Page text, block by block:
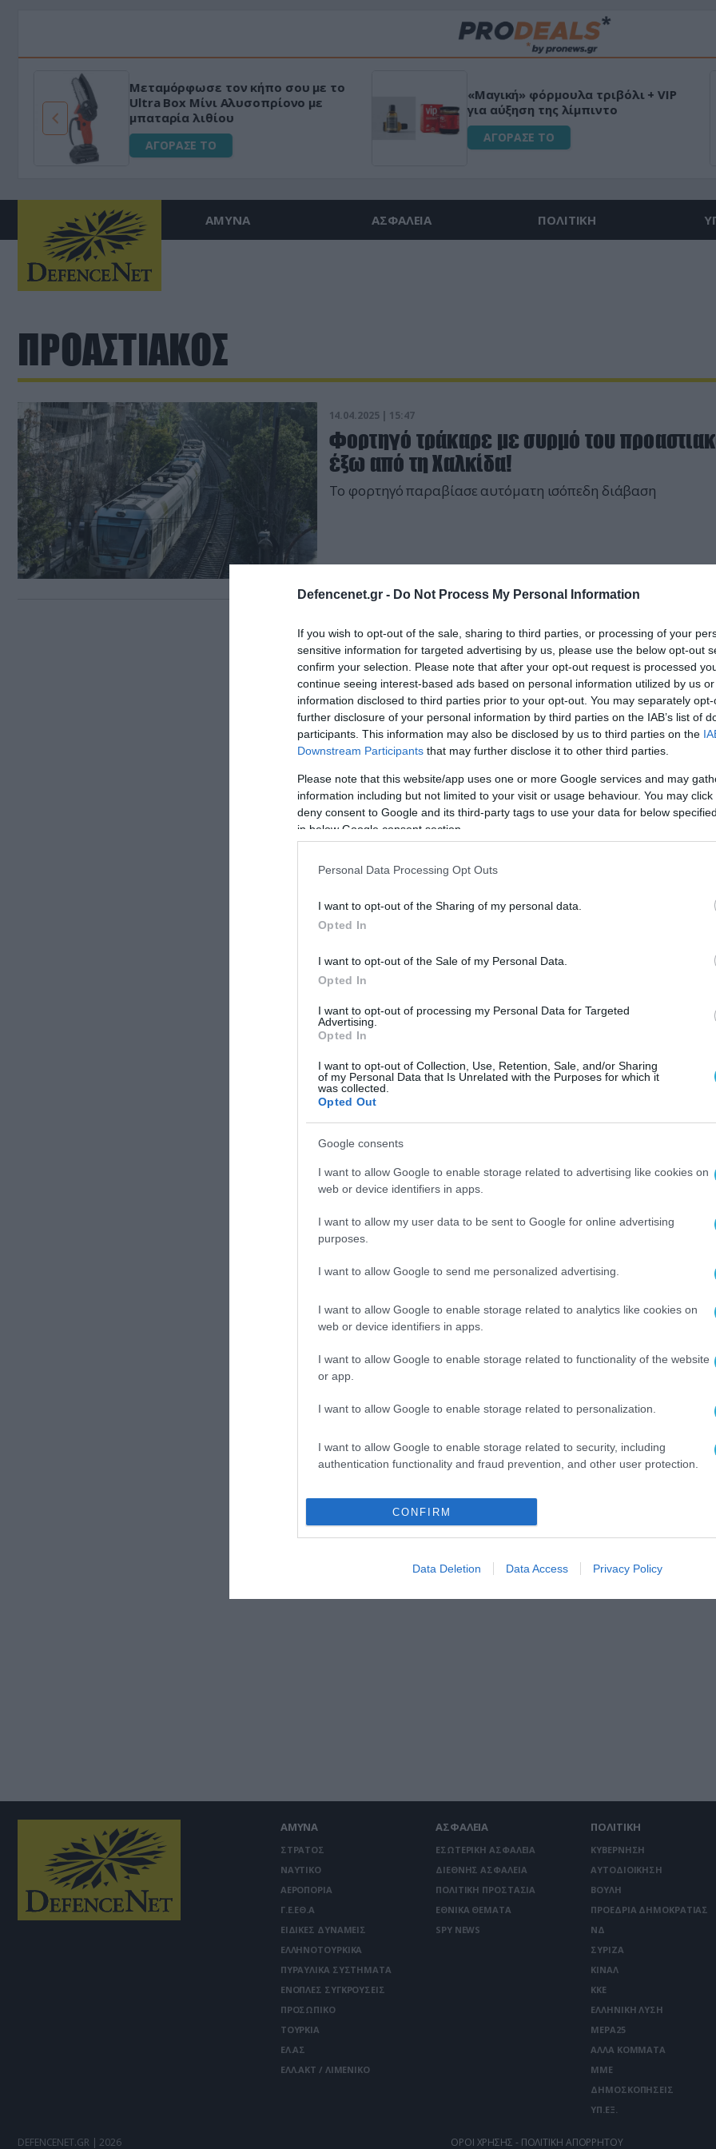
Defencenet.gr - Do Not Process My Personal Information
If you wish to opt-out of the sale, sharing to third parties, or processing of your
sensitive information for targeted advertising by us, please use the below opt-out
confirm your selection. Please note that after your opt-out request is processed
continue seeing interest-based ads based on personal information utilized by us
information disclosed to third parties prior to your opt-out. You may separately
further disclosure of your personal information by third parties on the IAB’s list of
participants. This information may also be disclosed by us to third parties on the
Downstream Participants that may further disclose it to other third parties.
Please note that this website/app uses one or more Google services and may
information including but not limited to your visit or usage behaviour. You may
deny consent to Google and its third-party tags to use your data for below
in below Google consent section.
Personal Data Processing Opt Outs
I want to opt-out of the Sharing of my personal data.
Opted In
I want to opt-out of the Sale of my Personal Data.
Opted In
I want to opt-out of processing my Personal Data for Targeted
Advertising.
Opted In
I want to opt-out of Collection, Use, Retention, Sale, and/or Sharing
of my Personal Data that Is Unrelated with the Purposes for which it
was collected.
Opted Out
Google consents
I want to allow Google to enable storage related to advertising like cookies on
web or device identifiers in apps.
I want to allow my user data to be sent to Google for online advertising
purposes.
I want to allow Google to send me personalized advertising.
I want to allow Google to enable storage related to analytics like cookies on
web or device identifiers in apps.
I want to allow Google to enable storage related to functionality of the website
or app.
I want to allow Google to enable storage related to personalization.
I want to allow Google to enable storage related to security, including
authentication functionality and fraud prevention, and other user protection.
CONFIRM
Data Deletion Data Access Privacy Policy
Μεταμόρφωσε τον κήπο σου με το
Ultra Box Μίνι Αλυσοπρίονο με
μπαταρία λιθίου
ΑΓΟΡΑΣΕ ΤΟ
«Μαγική» φόρμουλα τριβόλι + VIP
για αύξηση της λίμπιντο
ΑΓΟΡΑΣΕ ΤΟ
ΑΜΥΝΑ ΑΣΦΑΛΕΙΑ ΠΟΛΙΤΙΚΗ
ΠΡΟΑΣΤΙΑΚΟΣ
14.04.2025 | 15:47
Φορτηγό τράκαρε με συρμό του
έξω από τη Χαλκίδα!
Το φορτηγό παραβίασε αυτόματη ισόπεδη διάβαση
ΑΜΥΝΑ
ΣΤΡΑΤΟΣ
ΝΑΥΤΙΚΟ
ΑΕΡΟΠΟΡΙΑ
Γ.Ε.ΕΘ.Α
ΕΙΔΙΚΕΣ ΔΥΝΑΜΕΙΣ
ΕΛΛΗΝΟΤΟΥΡΚΙΚΑ
ΠΥΡΑΥΛΙΚΑ ΣΥΣΤΗΜΑΤΑ
ΕΝΟΠΛΕΣ ΣΥΓΚΡΟΥΣΕΙΣ
ΠΡΟΣΩΠΙΚΟ
ΤΟΥΡΚΙΑ
ΕΛ.ΑΣ
ΕΛΛ.ΑΚΤ / ΛΙΜΕΝΙΚΟ
ΑΣΦΑΛΕΙΑ
ΕΣΩΤΕΡΙΚΗ ΑΣΦΑΛΕΙΑ
ΔΙΕΘΝΗΣ ΑΣΦΑΛΕΙΑ
ΠΟΛΙΤΙΚΗ ΠΡΟΣΤΑΣΙΑ
ΕΘΝΙΚΑ ΘΕΜΑΤΑ
SPY NEWS
ΠΟΛΙΤΙΚΗ
ΚΥΒΕΡΝΗΣΗ
ΑΥΤΟΔΙΟΙΚΗΣΗ
ΒΟΥΛΗ
ΠΡΟΕΔΡΙΑ ΔΗΜΟΚΡΑΤΙΑΣ
ΝΔ
ΣΥΡΙΖΑ
ΚΙΝΑΛ
ΚΚΕ
ΕΛΛΗΝΙΚΗ ΛΥΣΗ
ΜΕΡΑ25
ΑΛΛΑ ΚΟΜΜΑΤΑ
ΜΜΕ
ΔΗΜΟΣΚΟΠΗΣΕΙΣ
ΥΠ.ΕΞ.
DEFENCENET.GR | 2026 ΟΡΟΙ ΧΡΗΣΗΣ - ΠΟΛΙΤΙΚΗ ΑΠΟΡΡΗΤΟΥ